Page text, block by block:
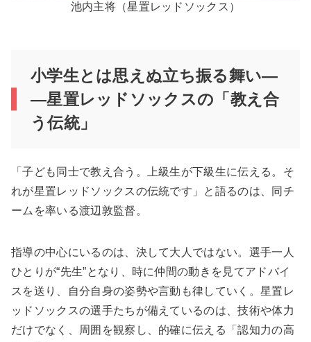
池内主将（星置レッドソックス）
小学生とは思えぬ立ち振る舞い―
―星置レッドソックスの「教え合
う伝統」
「子ども同士で教え合う。上級生が下級生に伝える。そ
れが星置レッドソックスの伝統です」と語るのは、同チ
ームを率いる渡辺敦監督。
指導の中心にいるのは、決して大人ではない。選手一人
ひとりが“先生”となり、時に仲間の動きを見てアドバイ
スを送り、自分自身の姿勢や言動も律していく。星置レ
ッドソックスの選手たちが備えているのは、技術や体力
だけでなく、周囲を観察し、的確に伝える「認知力の高